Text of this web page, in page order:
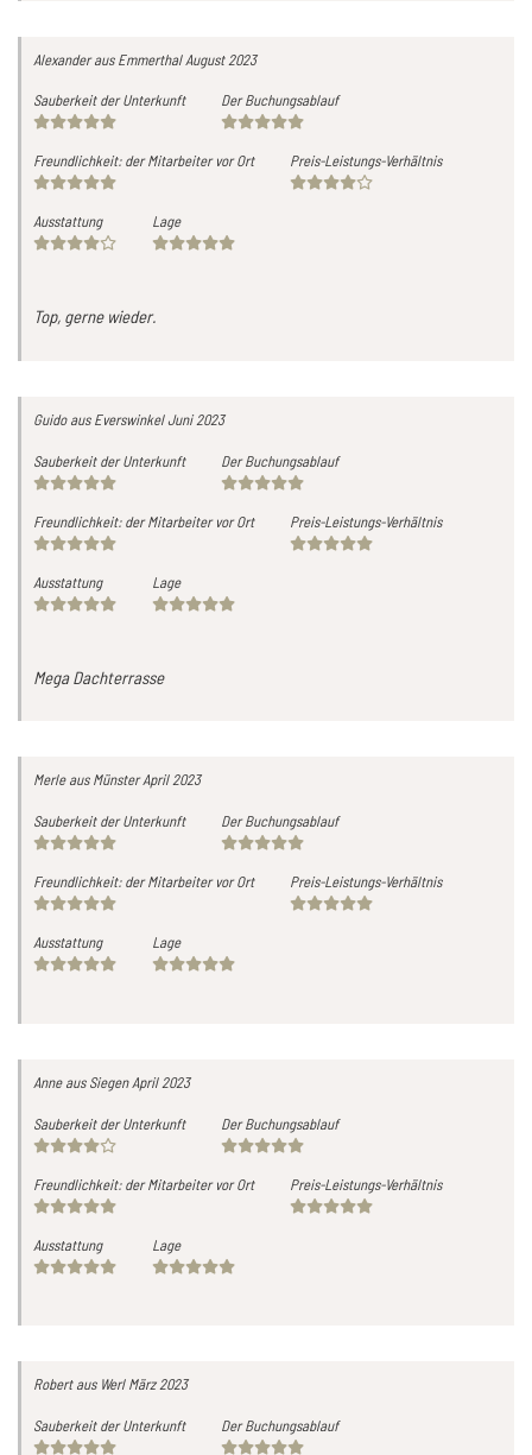
Alexanderaus EmmerthalAugust 2023
Sauberkeit der Unterkunft Der Buchungsablauf
Freundlichkeit: der Mitarbeiter vor Ort Preis-Leistungs-Verhältnis
Ausstattung Lage
Top, gerne wieder.
Guidoaus EverswinkelJuni 2023
Sauberkeit der Unterkunft Der Buchungsablauf
Freundlichkeit: der Mitarbeiter vor Ort Preis-Leistungs-Verhältnis
Ausstattung Lage
Mega Dachterrasse
Merleaus MünsterApril 2023
Sauberkeit der Unterkunft Der Buchungsablauf
Freundlichkeit: der Mitarbeiter vor Ort Preis-Leistungs-Verhältnis
Ausstattung Lage
Anneaus Siegen April 2023
Sauberkeit der Unterkunft Der Buchungsablauf
Freundlichkeit: der Mitarbeiter vor Ort Preis-Leistungs-Verhältnis
Ausstattung Lage
Robertaus Werl März 2023
Sauberkeit der Unterkunft Der Buchungsablauf